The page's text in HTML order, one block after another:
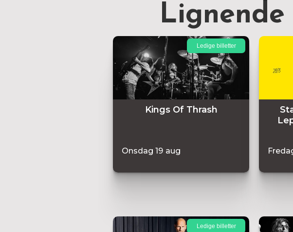
Kings Of Thrash
Onsdag 19 aug
Ledige billetter
Ledige billetter